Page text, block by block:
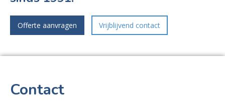
Offerte aanvragen Vrijblijvend contact
Contact